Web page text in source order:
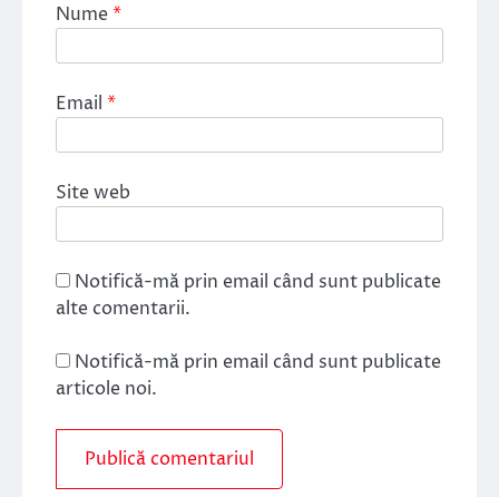
Nume*
Email *
Site web
Notifică-mă prin email când sunt publicate
alte comentarii.
Notifică-mă prin email când sunt publicate
articole noi.